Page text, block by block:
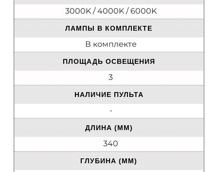
3000K / 4000K / 6000K
ЛАМПЫ В КОМПЛЕКТЕ
В комплекте
ПЛОЩАДЬ ОСВЕЩЕНИЯ
3
НАЛИЧИЕ ПУЛЬТА
-
ДЛИНА (ММ)
340
ГЛУБИНА (ММ)